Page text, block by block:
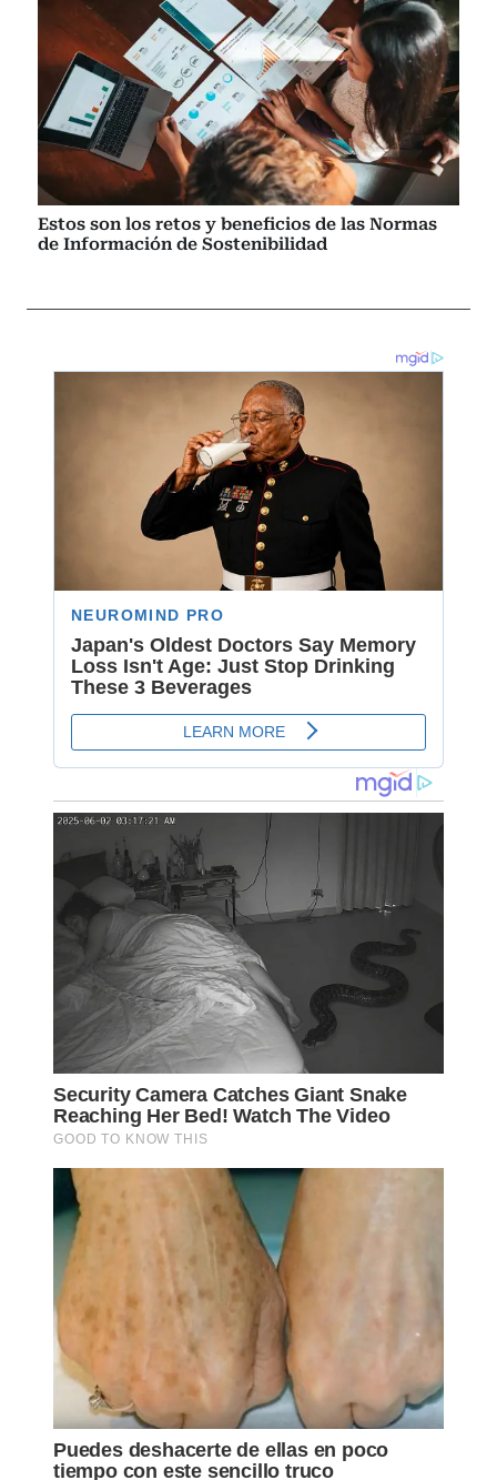
Estos son los retos y beneficios de las Normas
de Información de Sostenibilidad